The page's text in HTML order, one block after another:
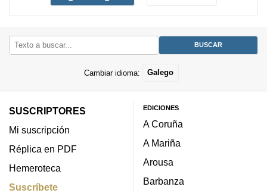
Cambiar idioma: Galego
SUSCRIPTORES
Mi suscripción
Réplica en PDF
Hemeroteca
Suscríbete
EDICIONES
A Coruña
A Mariña
Arousa
Barbanza